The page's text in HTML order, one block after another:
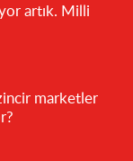
artık. Milli
marketler